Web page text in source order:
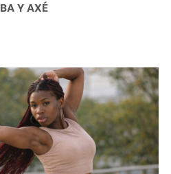
Y AXÉ